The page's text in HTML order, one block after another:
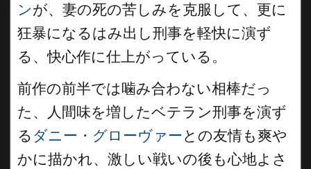
ンが、妻の死の苦しみを克服して、更に
狂暴になるはみ出し刑事を軽快に演ず
る、快心作に仕上がっている。
前作の前半では噛み合わない相棒だっ
た、人間味を増したベテラン刑事を演ず
る ダニー・グローヴァーとの友情も爽や
かに描かれ、激しい戦いの後も心地よさ